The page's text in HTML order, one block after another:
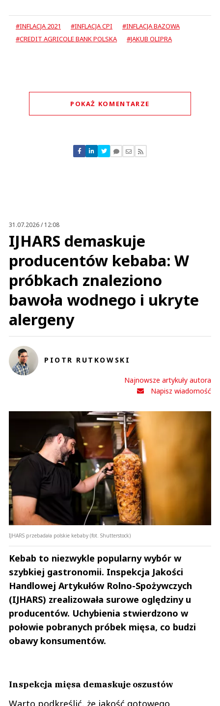
#INFLACJA 2021 #INFLACJA CPI
#INFLACJA BAZOWA
#CREDIT AGRICOLE BANK POLSKA
#JAKUB OLIPRA
POKAŻ KOMENTARZE
Nie znaleziono komentarzy
Zostaw swoje komentarze
31.07.2026 / 12:08
IJHARS demaskuje
producentów kebaba: W
próbkach znaleziono
bawoła wodnego i ukryte
alergeny
PIOTR RUTKOWSKI
Najnowsze artykuły autora
Napisz wiadomość
IJHARS przebadała polskie kebaby (fot. Shutterstock)
Kebab to niezwykle popularny wybór w
szybkiej gastronomii. Inspekcja Jakości
Handlowej Artykułów Rolno-Spożywczych
(IJHARS) zrealizowała surowe oględziny u
producentów. Uchybienia stwierdzono w
połowie pobranych próbek mięsa, co budzi
obawy konsumentów.
Inspekcja mięsa demaskuje oszustów
Warto podkreślić, że jakość gotowego